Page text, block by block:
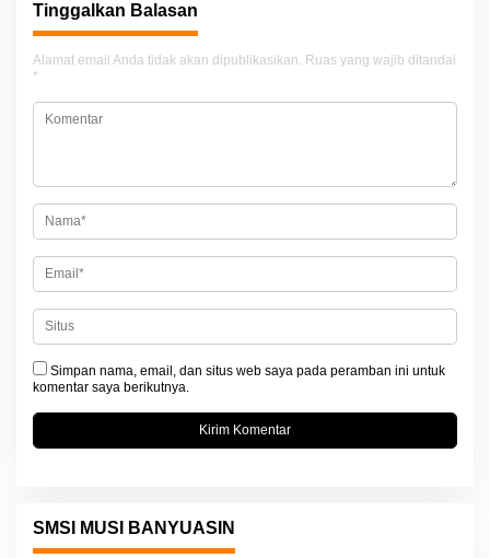
a
s
i
p
s
Tinggalkan Balasan
Alamat email Anda tidak akan dipublikasikan. Ruas yang wajib ditandai
*
Simpan nama, email, dan situs web saya pada peramban ini untuk
komentar saya berikutnya.
SMSI MUSI BANYUASIN